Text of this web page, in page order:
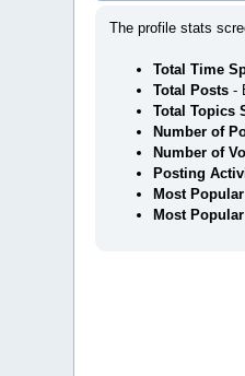
The profile stats
Total Time
Total Posts -
Total Topics
Number of
Number of
Posting
Most
Most